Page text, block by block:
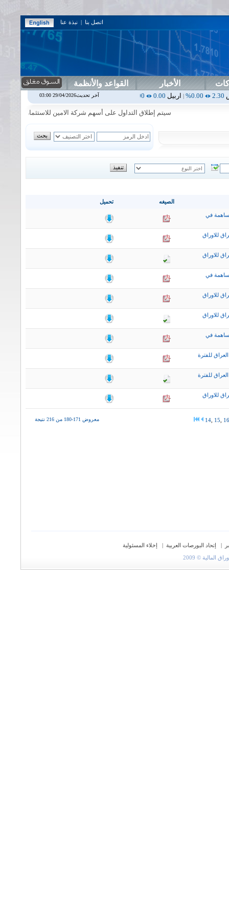
اتصل بنا | نبذة عنا
الأخبار القواعد والأنظمة
|اربيل0.00
0.00%
|اس بنك |اسفنج1.87
0.00%
سيتم إطلاق التداول على أسهم شركة الامين للاستثمار المالي في جلسة
تحميل الصيغه
في
للاوراق
للاوراق
في
للاوراق
للاوراق
في
للفترة
للفترة
للاوراق
معروض 171-180 من 216 نتيجة 14 15 16
| إتحاد البورصات العربية |
إخلاء المسئولية
© 2009